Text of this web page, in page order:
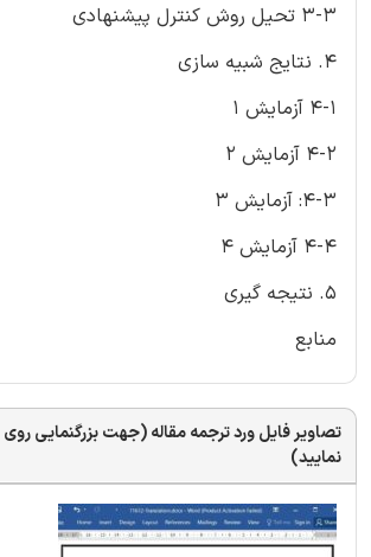
3-3 تحیل روش کنترل پیشنهادی
4. نتایج شبیه سازی
4-1 آزمایش 1
4-2 آزمایش 2
4-3: آزمایش 3
4-4 آزمایش 4
5. نتیجه گیری
منابع
تصاویر فایل ورد ترجمه مقاله (جهت بزرگنمایی
نمایید)